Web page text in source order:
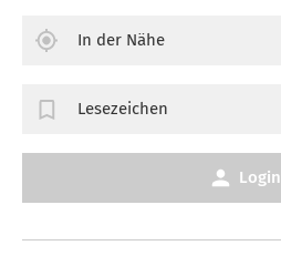
In der Nähe
Lesezeichen
Login